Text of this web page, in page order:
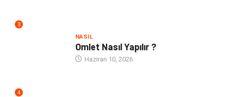
3
NASIL
Omlet Nasıl Yapılır ?
Haziran 10, 2026
4